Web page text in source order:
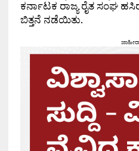
ಕರ್ನಾಟಕ ರಾಜ್ಯ ರೈತ ಸಂಘ
ಬಿತ್ತನೆ ನಡೆಯಿತು.